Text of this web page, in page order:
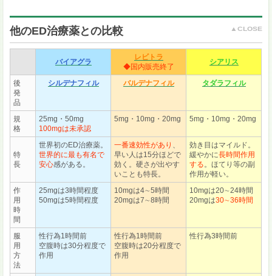
他のED治療薬との比較
バイアグラ
レビトラ
◆国内販売終了
シアリス
後
発
品
シルデナフィル バルデナフィル タダラフィル
規
格
25mg・50mg
100mgは未承認
5mg・10mg・20mg 5mg・10mg・20mg
特
長
世界初のED治療薬。
世界的に最も有名で
安心感がある。
一番速効性があり
早い人は15分ほどで
効く。硬さが出やす
いことも特長。
効き目はマイルド。
緩やかに長時間作用
する 。ほてり等の副
作用が軽い。
作
用
時
間
25mgは3時間程度
50mgは5時間程度
10mgは4∼5時間
20mgは7∼8時間
10mgは20∼24時間
20mgは30∼36時間
服
用
方
法
性行為1時間前
空腹時は30分程度で
作用
性行為1時間前
空腹時は20分程度で
作用
性行為3時間前